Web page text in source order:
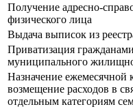
Получение адресно-
физического лица
Выдача выписок из
Приватизация
муниципального
Назначение
возмещение расходов в
отдельным категориям